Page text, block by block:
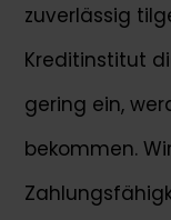
zuverlässig
Kreditinstitut
gering ein,
bekommen.